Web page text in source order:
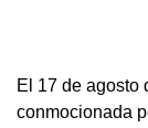
El 17 de agosto
conmocionada